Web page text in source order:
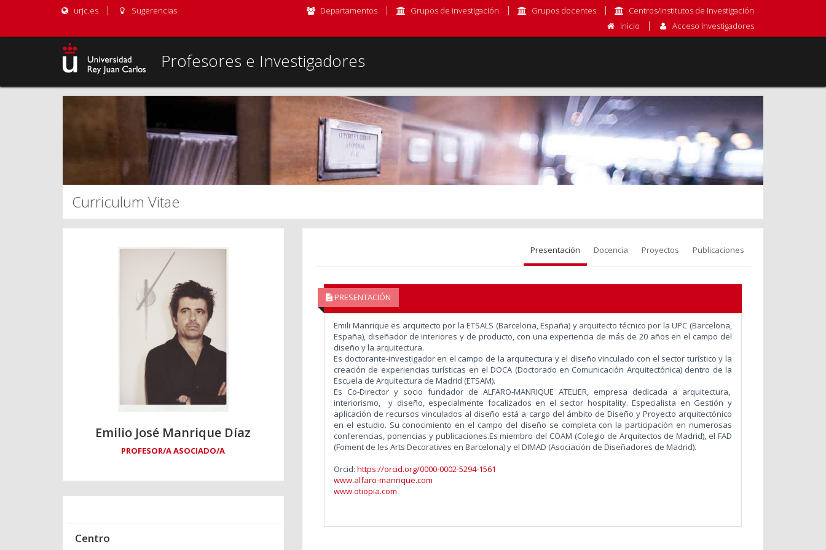
urjc.es Sugerencias Departamentos Grupos de investigación Grupos docentes
Centros/Institutos de Investigación
Inicio
Acceso Investigadores
Profesores e Investigadores
Curriculum Vitae
Emilio José Manrique Díaz
PROFESOR/A ASOCIADO/A
Centro
Presentación Docencia Proyectos Publicaciones
PRESENTACIÓN
Emili Manrique es arquitecto por la ETSALS (Barcelona, España) y arquitecto técnico por la UPC (Barcelona,
España), diseñador de interiores y de producto, con una experiencia de más de 20 años en el campo del
diseño y la arquitectura.
Es doctorante-investigador en el campo de la arquitectura y el diseño vinculado con el sector turístico y la
creación de experiencias turísticas en el DOCA (Doctorado en Comunicación Arquitectónica) dentro de la
Escuela de Arquitectura de Madrid (ETSAM).
Es Co-Director y socio fundador de ALFARO-MANRIQUE ATELIER, empresa dedicada a arquitectura,
interiorismo, y diseño, especialmente focalizados en el sector hospitality. Especialista en Gestión y
aplicación de recursos vinculados al diseño está a cargo del ámbito de Diseño y Proyecto arquitectónico
en el estudio. Su conocimiento en el campo del diseño se completa con la participación en numerosas
conferencias, ponencias y publicaciones.Es miembro del COAM (Colegio de Arquitectos de Madrid), el FAD
(Foment de les Arts Decoratives en Barcelona) y el DIMAD (Asociación de Diseñadores de Madrid).
Orcid: https://orcid.org/0000-0002-5294-1561
www.alfaro-manrique.com
www.otiopia.com